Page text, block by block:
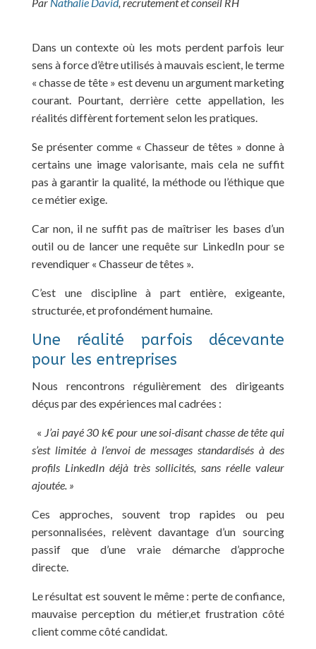
Dans un contexte où les mots perdent parfois leur
sens à force d’être utilisés à mauvais escient, le terme
« chasse de tête » est devenu un argument marketing
courant. Pourtant, derrière cette appellation, les
réalités diffèrent fortement selon les pratiques.
Se présenter comme « Chasseur de têtes » donne à
certains une image valorisante, mais cela ne suffit
pas à garantir la qualité, la méthode ou l’éthique que
ce métier exige.
Car non, il ne suffit pas de maîtriser les bases d’un
outil ou de lancer une requête sur LinkedIn pour se
revendiquer « Chasseur de têtes ».
C’est une discipline à part entière, exigeante,
structurée, et profondément humaine.
Une réalité parfois décevante
pour les entreprises
Nous rencontrons régulièrement des dirigeants
déçus par des expériences mal cadrées :
« J’ai payé 30 k€ pour une soi-disant chasse de tête qui
s’est limitée à l’envoi de messages standardisés à des
profils LinkedIn déjà très sollicités, sans réelle valeur
ajoutée. »
Ces approches, souvent trop rapides ou peu
personnalisées, relèvent davantage d’un sourcing
passif que d’une vraie démarche d’approche
directe.
Le résultat est souvent le même : perte de confiance,
mauvaise perception du métier,et frustration côté
client comme côté candidat.